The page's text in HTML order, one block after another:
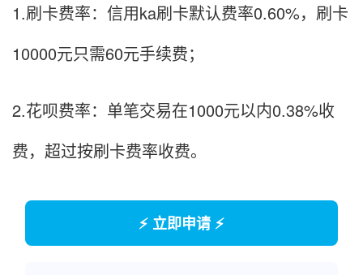
1.刷卡费率：信用ka刷卡默认费率0.60%，刷卡
10000元只需60元手续费；
2.花呗费率：单笔交易在1000元以内0.38%收
费，超过按刷卡费率收费。
⚡ 立即申请 ⚡